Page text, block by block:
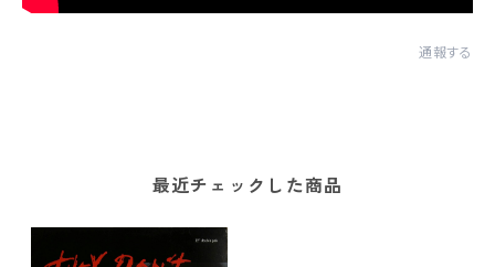
通報する
最近チェックした商品